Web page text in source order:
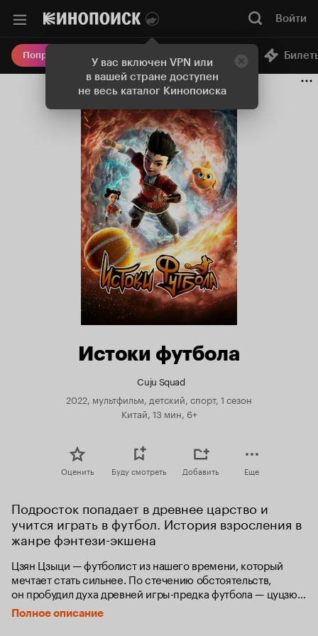
У вас включен VPN или
в вашей стране доступен
не весь каталог Кинопоиска
Войти
Попробовать Плюс Онлайн-кинотеатр
Истоки футбола
Cuju Squad
2022, мультфильм, детский, спорт, 1 сезон
Китай, 13 мин, 6+
Оценить Буду смотреть Добавить Еще
Подросток попадает в древнее царство и
учится играть в футбол. История взросления в
жанре фэнтези-экшена
Цзян Цзыци — футболист из нашего времени, который
мечтает стать сильнее. По стечению обстоятельств,
он пробудил духа древней игры-предка футбола — цуцзюя.
Пытаясь угнаться за духом, он вместе с другом попадает
в древнее царство Ци. Там он находит новых друзей,
Полное описание